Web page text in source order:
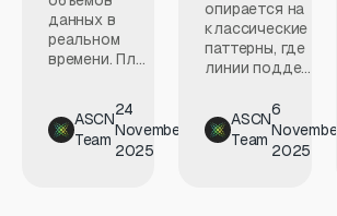
данных в
реальном
времени. Пл...
ASCN
Team
24
November
2025
опирается на
классические
паттерны, где
линии подде...
ASCN
Team
6
November
2025